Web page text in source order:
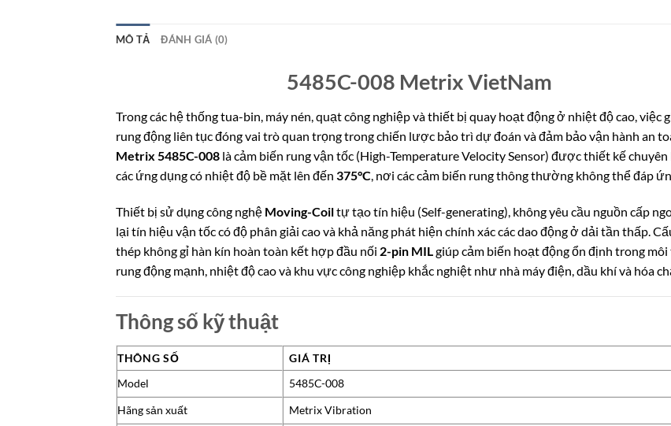
MÔ TẢ ĐÁNH GIÁ (0)
5485C-008 Metrix VietNam
Trong các hệ thống tua-bin, máy nén, quạt công nghiệp và thiết bị quay hoạt động ở nhiệt độ cao, việc
rung động liên tục đóng vai trò quan trọng trong chiến lược bảo trì dự đoán và đảm bảo vận hành an
Metrix 5485C-008 là cảm biến rung vận tốc (High-Temperature Velocity Sensor) được thiết kế
các ứng dụng có nhiệt độ bề mặt lên đến 375°C , nơi các cảm biến rung thông thường không thể đáp
Thiết bị sử dụng công nghệ Moving-Coiltự tạo tín hiệu (Self-generating), không yêu cầu nguồn cấp
lại tín hiệu vận tốc có độ phân giải cao và khả năng phát hiện chính xác các dao động ở dải tần thấp.
thép không gỉ hàn kín hoàn toàn kết hợp đầu nối 2-pin MIL giúp cảm biến hoạt động ổn định trong
rung động mạnh, nhiệt độ cao và khu vực công nghiệp khắc nghiệt như nhà máy điện, dầu khí và hóa
Thông số kỹ thuật
THÔNG SỐ
GIÁ TRỊ
Model
5485C-008
Hãng sản xuất
Metrix Vibration